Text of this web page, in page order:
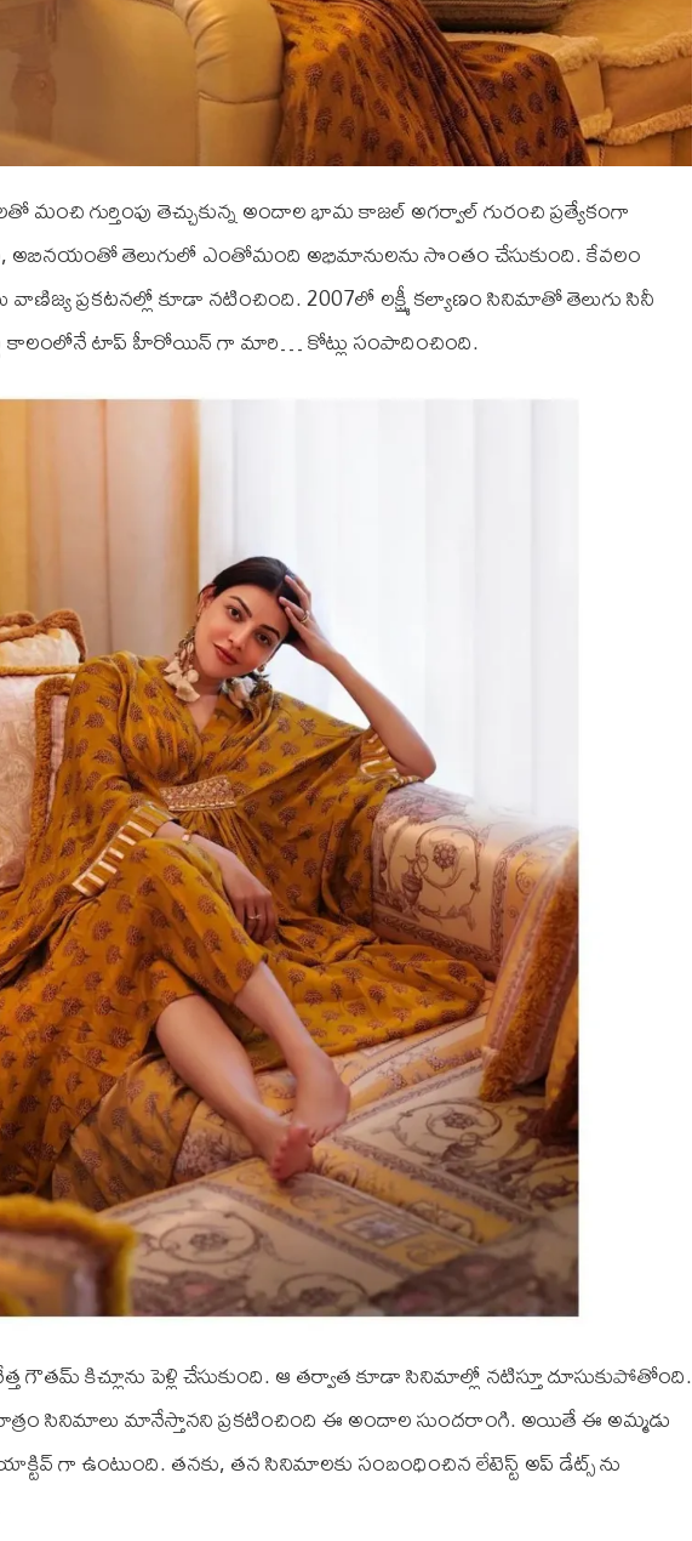
గుర్తింపు తెచ్చుకున్న అందాల భామ కాజల్ అగర్వాల్ గురంచి ప్రత్యేకంగా
అబినయంతో తెలుగులో ఎంతోమంది అభిమానులను సొంతం చేసుకుంది. కేవలం
ప్రకటనల్లో కూడా నటించింది. 2007లో లక్ష్మీ కల్యాణం సినిమాతో తెలుగు సినీ
కాలంలోనే టాప్ హీరోయిన్ గా మారి… కోట్లు సంపాదించింది.
గౌతమ్ కిచ్లూను పెళ్లి చేసుకుంది. ఆ తర్వాత కూడా సినిమాల్లో నటిస్తూ దూసుకుపోతోంది.
మాత్రం సినిమాలు మానేస్తానని ప్రకటించింది ఈ అందాల సుందరాంగి. అయితే ఈ అమ్మడు
గా ఉంటుంది. తనకు, తన సినిమాలకు సంబంధించిన లేటెస్ట్ అప్ డేట్స్ ను